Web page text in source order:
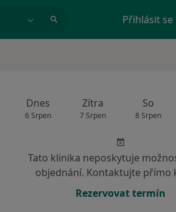
Přihlásit se
Dnes
6 Srpen
Zítra
7 Srpen
So
8 Srpen
Tato klinika neposkytuje
objednání. Kontaktujte přímo
Rezervovat termín